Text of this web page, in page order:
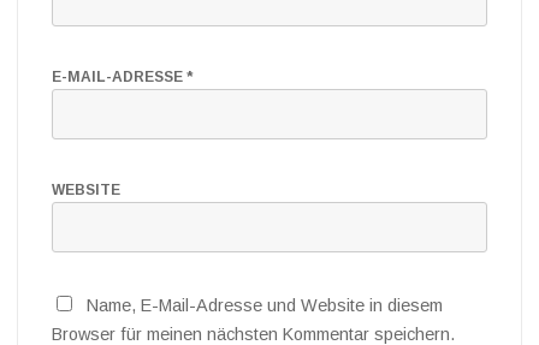
E-MAIL-ADRESSE *
WEBSITE
Name, E-Mail-Adresse und Website in diesem
Browser für meinen nächsten Kommentar speichern.